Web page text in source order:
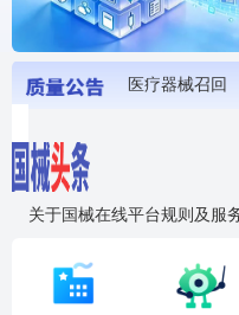
医疗器械召回
关于国械在线平台规则及服
国药创研AED开启全国招商